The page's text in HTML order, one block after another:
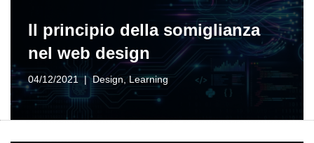
Il principio della somiglianza
nel web design
04/12/2021 Design, Learning